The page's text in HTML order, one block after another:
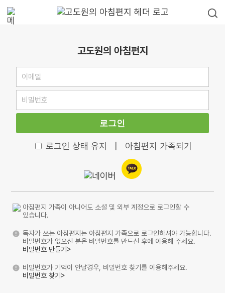
고도원의 아침편지
로그인
로그인 상태 유지 아침편지 가족되기
아침편지 가족이 아니어도 소셜 및 외부 계정으로 로그인할 수
있습니다.
독자가 쓰는 아침편지는 아침편지 가족으로 로그인하셔야 가능합니다.
비밀번호가 없으신 분은 비밀번호를 만드신 후에 이용해 주세요.
비밀번호 만들기>
비밀번호가 기억이 안날경우, 비밀번호 찾기를 이용해주세요.
비밀번호 찾기>